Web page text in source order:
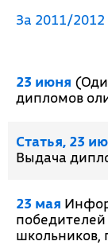
За 2011/
23 июня
дипломов
Cтатья, 23
Выдача
23 мая
школьников,